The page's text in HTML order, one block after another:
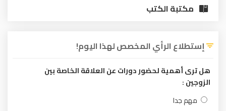
مكتبة الكتب
إستطلاع الرأي المخصص لهذا اليوم!
هل ترى أهمية لحضور دورات عن العلاقة الخاصة بين
الزوجين :
مهم جدا